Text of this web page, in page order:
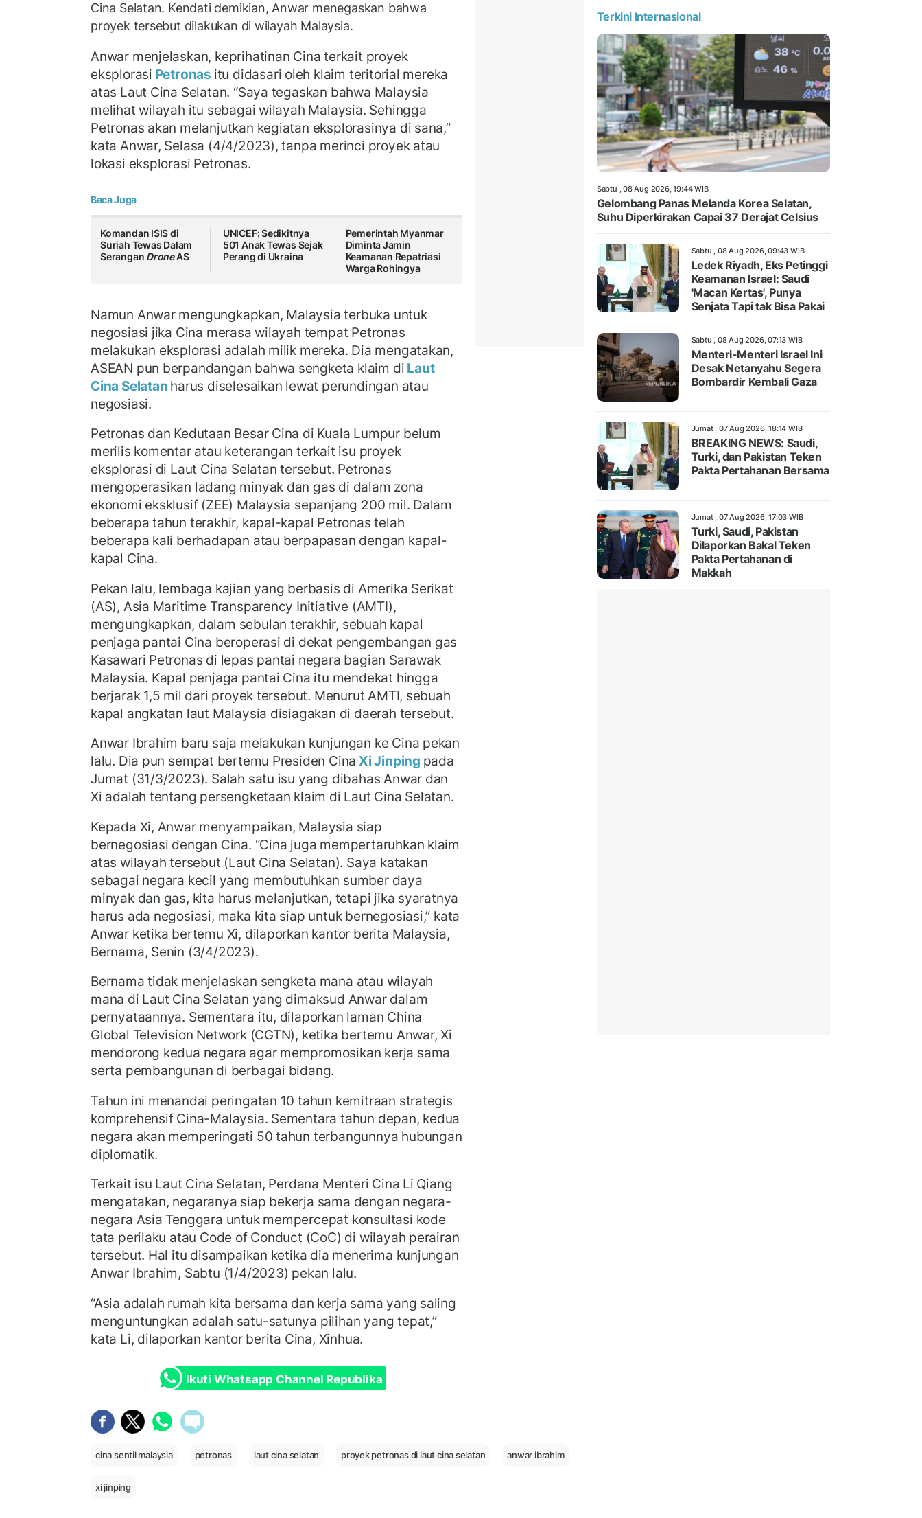
Cina Selatan. Kendati demikian, Anwar menegaskan bahwa
proyek tersebut dilakukan di wilayah Malaysia.
Anwar menjelaskan, keprihatinan Cina terkait proyek
eksplorasi Petronas itu didasari oleh klaim teritorial mereka
atas Laut Cina Selatan. “Saya tegaskan bahwa Malaysia
melihat wilayah itu sebagai wilayah Malaysia. Sehingga
Petronas akan melanjutkan kegiatan eksplorasinya di sana,”
kata Anwar, Selasa (4/4/2023), tanpa merinci proyek atau
lokasi eksplorasi Petronas.
Baca Juga
Komandan ISIS di
Suriah Tewas Dalam
Serangan DroneAS
UNICEF: Sedikitnya
501 Anak Tewas Sejak
Perang di Ukraina
Pemerintah Myanmar
Diminta Jamin
Keamanan Repatriasi
Warga Rohingya
Namun Anwar mengungkapkan, Malaysia terbuka untuk
negosiasi jika Cina merasa wilayah tempat Petronas
melakukan eksplorasi adalah milik mereka. Dia mengatakan,
ASEAN pun berpandangan bahwa sengketa klaim di Laut
Cina Selatan harus diselesaikan lewat perundingan atau
negosiasi.
Petronas dan Kedutaan Besar Cina di Kuala Lumpur belum
merilis komentar atau keterangan terkait isu proyek
eksplorasi di Laut Cina Selatan tersebut. Petronas
mengoperasikan ladang minyak dan gas di dalam zona
ekonomi eksklusif (ZEE) Malaysia sepanjang 200 mil. Dalam
beberapa tahun terakhir, kapal-kapal Petronas telah
beberapa kali berhadapan atau berpapasan dengan kapal-
kapal Cina.
Pekan lalu, lembaga kajian yang berbasis di Amerika Serikat
(AS), Asia Maritime Transparency Initiative (AMTI),
mengungkapkan, dalam sebulan terakhir, sebuah kapal
penjaga pantai Cina beroperasi di dekat pengembangan gas
Kasawari Petronas di lepas pantai negara bagian Sarawak
Malaysia. Kapal penjaga pantai Cina itu mendekat hingga
berjarak 1,5 mil dari proyek tersebut. Menurut AMTI, sebuah
kapal angkatan laut Malaysia disiagakan di daerah tersebut.
Anwar Ibrahim baru saja melakukan kunjungan ke Cina pekan
lalu. Dia pun sempat bertemu Presiden Cina Xi Jinping pada
Jumat (31/3/2023). Salah satu isu yang dibahas Anwar dan
Xi adalah tentang persengketaan klaim di Laut Cina Selatan.
Kepada Xi, Anwar menyampaikan, Malaysia siap
bernegosiasi dengan Cina. “Cina juga mempertaruhkan klaim
atas wilayah tersebut (Laut Cina Selatan). Saya katakan
sebagai negara kecil yang membutuhkan sumber daya
minyak dan gas, kita harus melanjutkan, tetapi jika syaratnya
harus ada negosiasi, maka kita siap untuk bernegosiasi,” kata
Anwar ketika bertemu Xi, dilaporkan kantor berita Malaysia,
Bernama, Senin (3/4/2023).
Bernama tidak menjelaskan sengketa mana atau wilayah
mana di Laut Cina Selatan yang dimaksud Anwar dalam
pernyataannya. Sementara itu, dilaporkan laman China
Global Television Network (CGTN), ketika bertemu Anwar, Xi
mendorong kedua negara agar mempromosikan kerja sama
serta pembangunan di berbagai bidang.
Tahun ini menandai peringatan 10 tahun kemitraan strategis
komprehensif Cina-Malaysia. Sementara tahun depan, kedua
negara akan memperingati 50 tahun terbangunnya hubungan
diplomatik.
Terkait isu Laut Cina Selatan, Perdana Menteri Cina Li Qiang
mengatakan, negaranya siap bekerja sama dengan negara-
negara Asia Tenggara untuk mempercepat konsultasi kode
tata perilaku atau Code of Conduct (CoC) di wilayah perairan
tersebut. Hal itu disampaikan ketika dia menerima kunjungan
Anwar Ibrahim, Sabtu (1/4/2023) pekan lalu.
“Asia adalah rumah kita bersama dan kerja sama yang saling
menguntungkan adalah satu-satunya pilihan yang tepat,”
kata Li, dilaporkan kantor berita Cina, Xinhua.
Ikuti Whatsapp Channel Republika
cina sentil malaysia petronas laut cina selatan proyek petronas di laut cina selatan anwar ibrahim
xi jinping
Terkini Internasional
Sabtu , 08 Aug 2026, 19:44 WIB
Gelombang Panas Melanda Korea Selatan,
Suhu Diperkirakan Capai 37 Derajat Celsius
Sabtu , 08 Aug 2026, 09:43 WIB
Ledek Riyadh, Eks Petinggi
Keamanan Israel: Saudi
'Macan Kertas', Punya
Senjata Tapi tak Bisa Pakai
Sabtu , 08 Aug 2026, 07:13 WIB
Menteri-Menteri Israel Ini
Desak Netanyahu Segera
Bombardir Kembali Gaza
Jumat , 07 Aug 2026, 18:14 WIB
BREAKING NEWS: Saudi,
Turki, dan Pakistan Teken
Pakta Pertahanan Bersama
Jumat , 07 Aug 2026, 17:03 WIB
Turki, Saudi, Pakistan
Dilaporkan Bakal Teken
Pakta Pertahanan di
Makkah